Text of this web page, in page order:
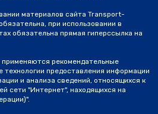
материалов сайта Transport-
при использовании в
обязательна прямая гиперссылка на
рекомендательные
технологии предоставления информации
и анализа сведений, относящихся к
сети "Интернет", находящихся на